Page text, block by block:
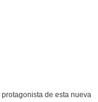
de esta nueva